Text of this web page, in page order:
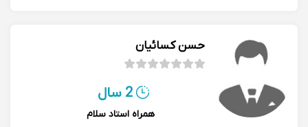
حسن کسائیان
2 سال
همراه استاد سلام